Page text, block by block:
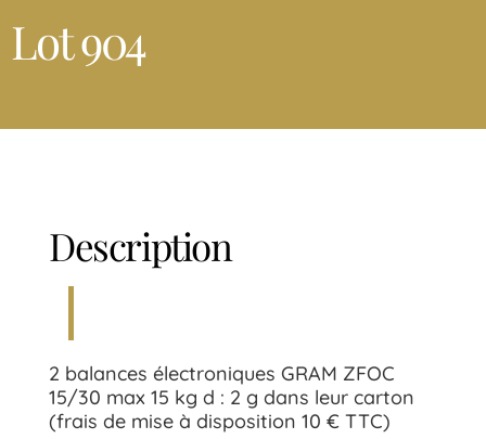
Lot 904
Description
2 balances électroniques GRAM ZFOC
15/30 max 15 kg d : 2 g dans leur carton
(frais de mise à disposition 10 € TTC)